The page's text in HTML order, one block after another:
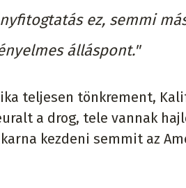
ez, semmi
álláspont."
teljesen tönkrement,
a drog, tele vannak
kezdeni semmit az